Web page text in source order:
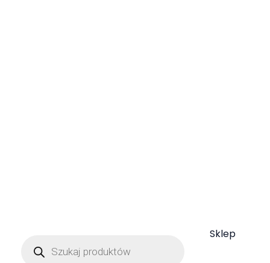
produktów
Sklep